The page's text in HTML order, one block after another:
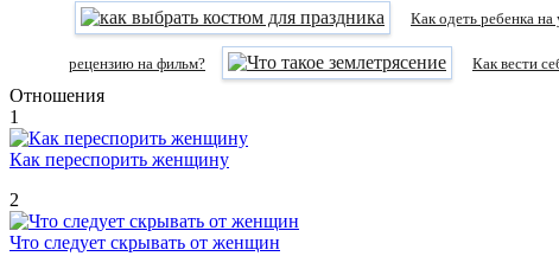
Как одеть ребенка
рецензию на фильм? Как вести
Отношения
1
Как переспорить женщину
2
Что следует скрывать от женщин